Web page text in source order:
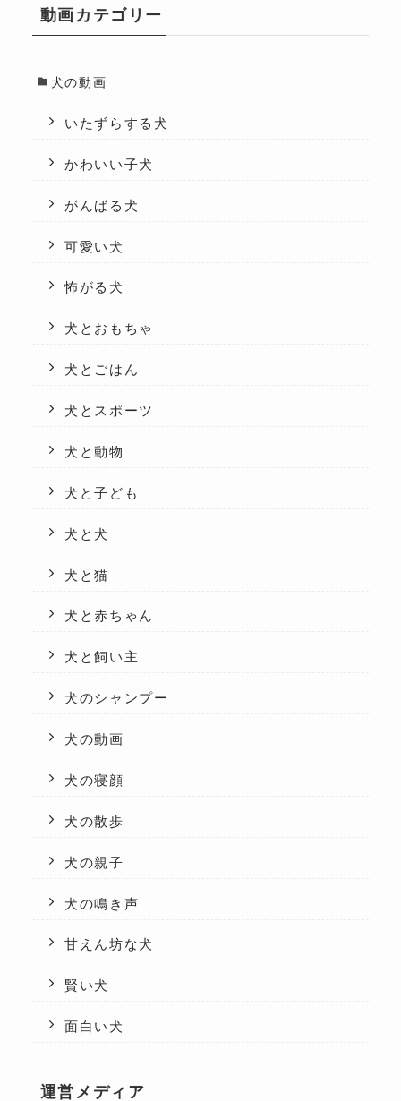
動画カテゴリー
犬の動画
いたずらする犬
かわいい子犬
がんばる犬
可愛い犬
怖がる犬
犬とおもちゃ
犬とごはん
犬とスポーツ
犬と動物
犬と子ども
犬と犬
犬と猫
犬と赤ちゃん
犬と飼い主
犬のシャンプー
犬の動画
犬の寝顔
犬の散歩
犬の親子
犬の鳴き声
甘えん坊な犬
賢い犬
面白い犬
運営メディア